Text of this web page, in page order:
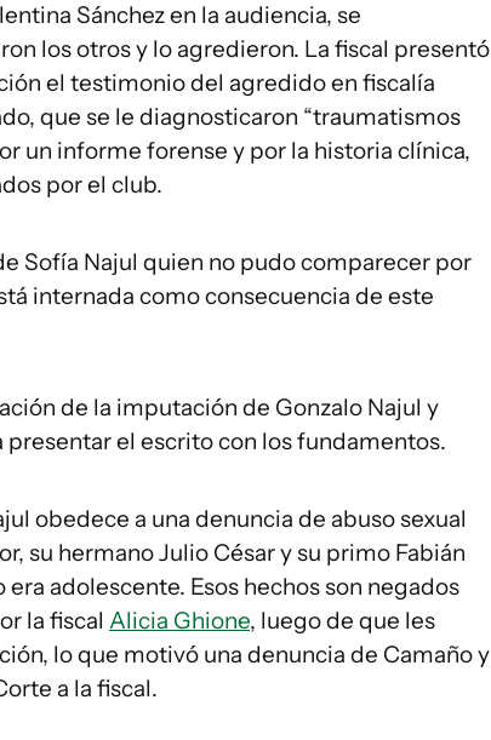
Sánchez en la audiencia, se
los otros y lo agredieron. La fiscal presentó
el testimonio del agredido en fiscalía
que se le diagnosticaron “traumatismos
un informe forense y por la historia clínica,
por el club.
Sofía Najul quien no pudo comparecer por
internada como consecuencia de este
de la imputación de Gonzalo Najul y
presentar el escrito con los fundamentos.
obedece a una denuncia de abuso sexual
su hermano Julio César y su primo Fabián
adolescente. Esos hechos son negados
la fiscal Alicia Ghione, luego de que les
lo que motivó una denuncia de Camaño y
a la fiscal.